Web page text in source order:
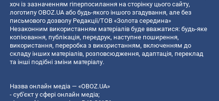
хоч із зазначенням гіперпосилання на сторінку цього сайту,
логотипу OBOZ.UA або будь-якого іншого згадування, але без
письмового дозволу Редакції/ТОВ «Золота середина»
Незаконним використанням матеріалів буде вважатися: будь-яке
копiювання, публiкацiя, передрук, наступне поширення,
використання, переробка з використанням, включенням до
складу інших матеріалів, розповсюдження, адаптація, переклад
та інші подібні зміни матеріалу.
Назва онлайн медіа — «OBOZ.UA»
- суб'єкт у сфері онлайн медіа;